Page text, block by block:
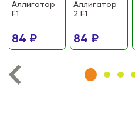
Аллигатор
F1
84 ₽
Аллигатор
2 F1
84 ₽